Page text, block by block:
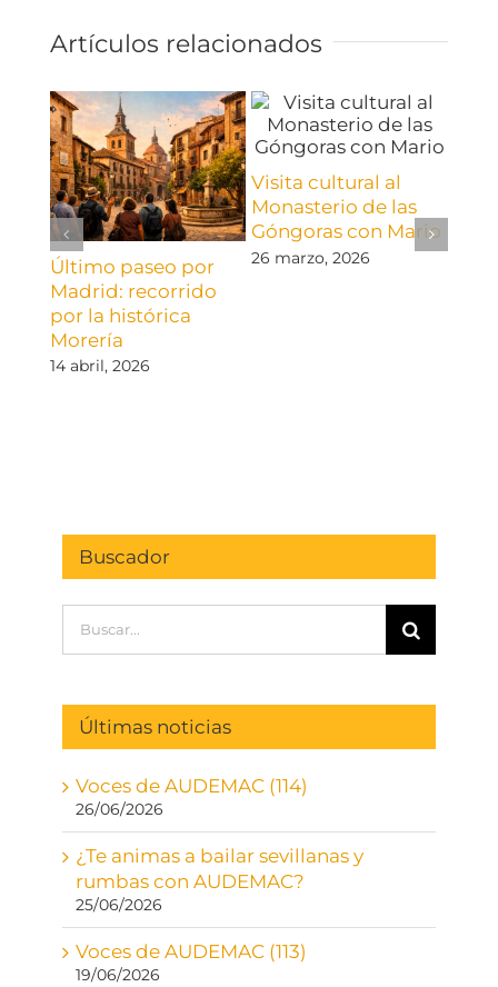
Artículos relacionados
Último paseo por
Madrid: recorrido
por la histórica
Morería
14 abril, 2026
Visita cultural al
Monasterio de las
Góngoras con Mario
26 marzo, 2026
Buscador
Últimas noticias
Voces de AUDEMAC (114)
26/06/2026
¿Te animas a bailar sevillanas y
rumbas con AUDEMAC?
25/06/2026
Voces de AUDEMAC (113)
19/06/2026